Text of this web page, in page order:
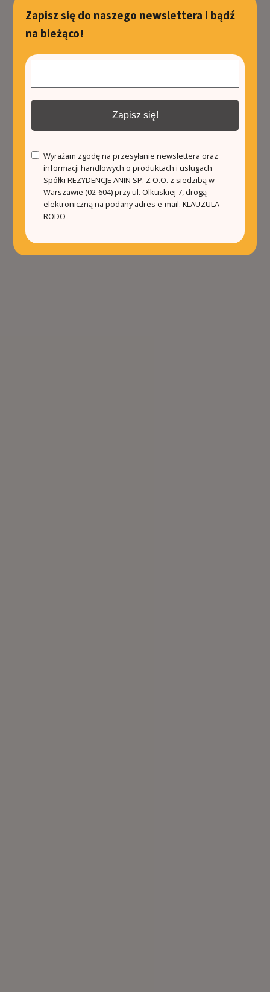
Zapisz się do naszego newslettera i bądź
na bieżąco!
Zapisz się!
Wyrażam zgodę na przesyłanie newslettera oraz
informacji handlowych o produktach i usługach
Spółki REZYDENCJE ANIN SP. Z O.O. z siedzibą w
Warszawie (02-604) przy ul. Olkuskiej 7, drogą
elektroniczną na podany adres e-mail.KLAUZULA
RODO